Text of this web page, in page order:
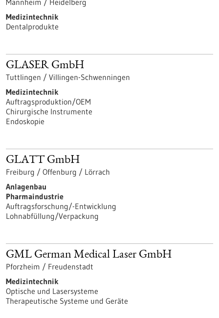
Mannheim / Heidelberg
Medizintechnik
Dentalprodukte
GLASER GmbH
Tuttlingen / Villingen-Schwenningen
Medizintechnik
Auftragsproduktion/OEM
Chirurgische Instrumente
Endoskopie
GLATT GmbH
Freiburg / Offenburg / Lörrach
Anlagenbau
Pharmaindustrie
Auftragsforschung/-Entwicklung
Lohnabfüllung/Verpackung
GML German Medical Laser GmbH
Pforzheim / Freudenstadt
Medizintechnik
Optische und Lasersysteme
Therapeutische Systeme und Geräte